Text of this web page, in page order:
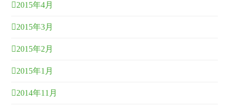
2015年4月
2015年3月
2015年2月
2015年1月
2014年11月